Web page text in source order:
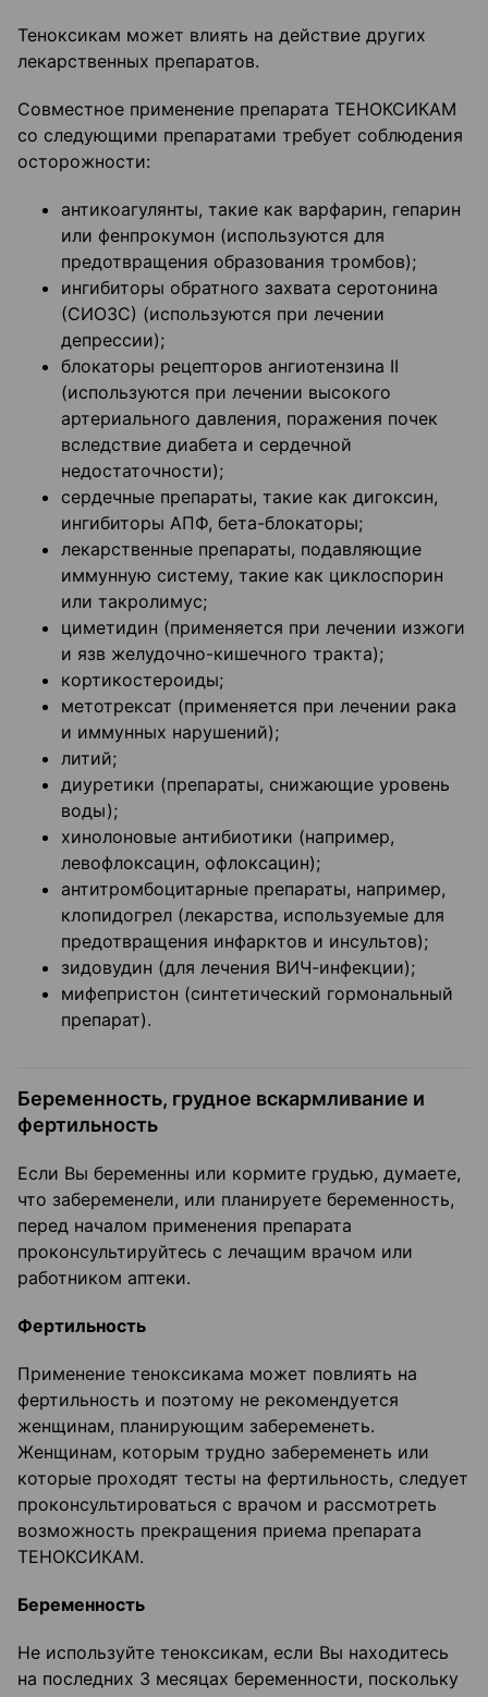
Теноксикам может влиять на действие других
лекарственных препаратов.
Совместное применение препарата ТЕНОКСИКАМ
со следующими препаратами требует соблюдения
осторожности:
антикоагулянты, такие как варфарин, гепарин
или фенпрокумон (используются для
предотвращения образования тромбов);
ингибиторы обратного захвата серотонина
(СИОЗС) (используются при лечении
депрессии);
блокаторы рецепторов ангиотензина II
(используются при лечении высокого
артериального давления, поражения почек
вследствие диабета и сердечной
недостаточности);
сердечные препараты, такие как дигоксин,
ингибиторы АПФ, бета-блокаторы;
лекарственные препараты, подавляющие
иммунную систему, такие как циклоспорин
или такролимус;
циметидин (применяется при лечении изжоги
и язв желудочно-кишечного тракта);
кортикостероиды;
метотрексат (применяется при лечении рака
и иммунных нарушений);
литий;
диуретики (препараты, снижающие уровень
воды);
хинолоновые антибиотики (например,
левофлоксацин, офлоксацин);
антитромбоцитарные препараты, например,
клопидогрел (лекарства, используемые для
предотвращения инфарктов и инсультов);
зидовудин (для лечения ВИЧ-инфекции);
мифепристон (синтетический гормональный
препарат).
Беременность, грудное вскармливание и
фертильность
Если Вы беременны или кормите грудью, думаете,
что забеременели, или планируете беременность,
перед началом применения препарата
проконсультируйтесь с лечащим врачом или
работником аптеки.
Фертильность
Применение теноксикама может повлиять на
фертильность и поэтому не рекомендуется
женщинам, планирующим забеременеть.
Женщинам, которым трудно забеременеть или
которые проходят тесты на фертильность, следует
проконсультироваться с врачом и рассмотреть
возможность прекращения приема препарата
ТЕНОКСИКАМ.
Беременность
Не используйте теноксикам, если Вы находитесь
на последних 3 месяцах беременности, поскольку